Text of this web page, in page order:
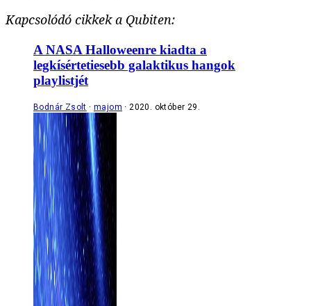
Kapcsolódó cikkek a Qubiten:
A NASA Halloweenre kiadta a
legkísértetiesebb galaktikus hangok
playlistjét
Bodnár Zsolt majom 2020. október 29.